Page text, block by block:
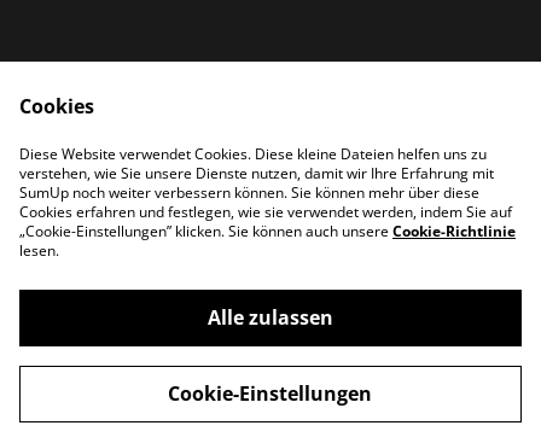
Kontakt
AGB
Datenschutz
Cookies
©2026Balance Store
powered by
Cookies
Diese Website verwendet Cookies. Diese kleine Dateien helfen uns zu
verstehen, wie Sie unsere Dienste nutzen, damit wir Ihre Erfahrung mit
SumUp noch weiter verbessern können. Sie können mehr über diese
Cookies erfahren und festlegen, wie sie verwendet werden, indem Sie auf
„Cookie-Einstellungen” klicken. Sie können auch unsereCookie-Richtlinie
lesen.
Alle zulassen
Cookie-Einstellungen